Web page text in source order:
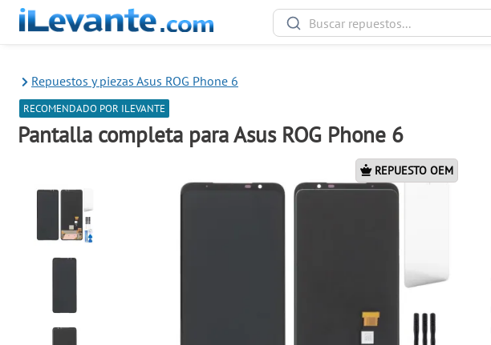
Repuestos y piezas Asus ROG Phone 6
RECOMENDADO POR ILEVANTE
Pantalla completa para Asus ROG Phone 6
REPUESTO OEM